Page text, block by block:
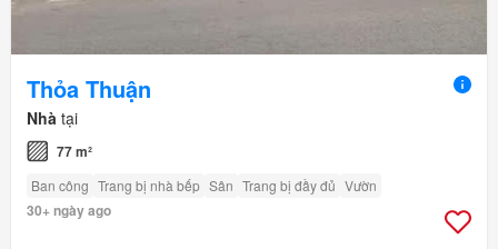
Thỏa Thuận
Nhà tại
77 m²
Ban công Trang bị nhà bếp Sân Trang bị đầy đủ Vườn
30+ ngày ago